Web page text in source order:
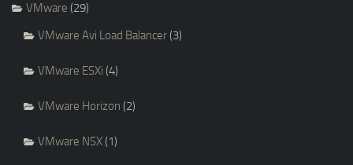
VMware (29)
VMware Avi Load Balancer(3)
VMware ESXi (4)
VMware Horizon (2)
VMware NSX(1)